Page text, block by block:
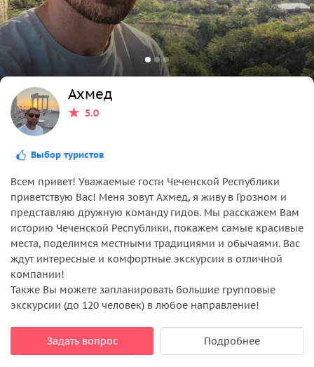
Ахмед
5.0
Выбор туристов
Всем привет! Уважаемые гости Чеченской Республики
приветствую Вас! Меня зовут Ахмед, я живу в Грозном и
представляю дружную команду гидов. Мы расскажем Вам
историю Чеченской Республики, покажем самые красивые
места, поделимся местными традициями и обычаями. Вас
ждут интересные и комфортные экскурсии в отличной
компании!
Также Вы можете запланировать большие групповые
экскурсии (до 120 человек) в любое направление!
Задать вопрос Подробнее